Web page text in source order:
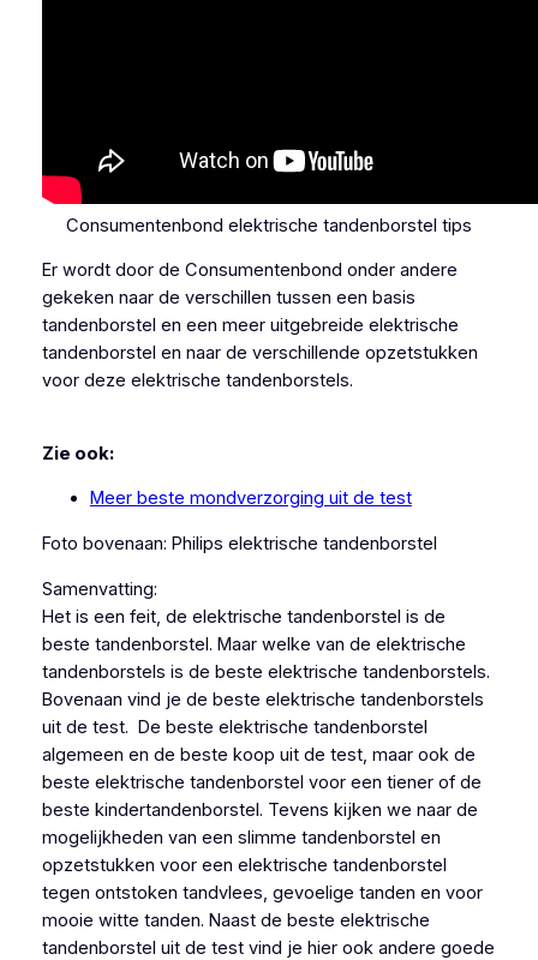
Consumentenbond elektrische tandenborstel tips
Er wordt door de Consumentenbond onder andere
gekeken naar de verschillen tussen een basis
tandenborstel en een meer uitgebreide elektrische
tandenborstel en naar de verschillende opzetstukken
voor deze elektrische tandenborstels.
Zie ook:
Meer beste mondverzorging uit de test
Foto bovenaan: Philips elektrische tandenborstel
Samenvatting:
Het is een feit, de elektrische tandenborstel is de
beste tandenborstel. Maar welke van de elektrische
tandenborstels is de beste elektrische tandenborstels.
Bovenaan vind je de beste elektrische tandenborstels
uit de test. De beste elektrische tandenborstel
algemeen en de beste koop uit de test, maar ook de
beste elektrische tandenborstel voor een tiener of de
beste kindertandenborstel. Tevens kijken we naar de
mogelijkheden van een slimme tandenborstel en
opzetstukken voor een elektrische tandenborstel
tegen ontstoken tandvlees, gevoelige tanden en voor
mooie witte tanden. Naast de beste elektrische
tandenborstel uit de test vind je hier ook andere goede